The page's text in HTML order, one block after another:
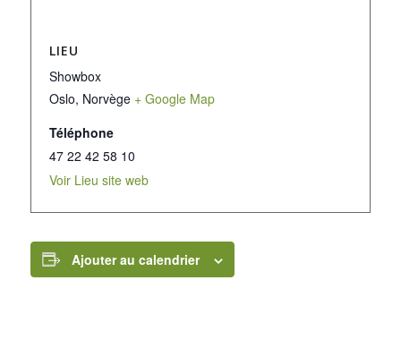
LIEU
Showbox
Oslo, Norvège + Google Map
Téléphone
47 22 42 58 10
Voir Lieu site web
Ajouter au calendrier